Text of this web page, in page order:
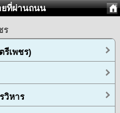
ยที่ผ่านถนน
ร
รีเพชร)
วิหาร